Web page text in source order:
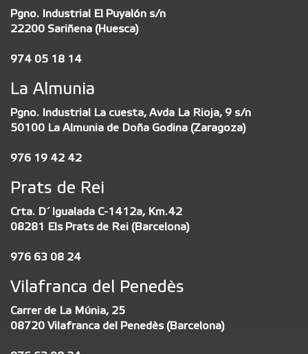
Pgno. Industrial El Puyalón s/n
22200 Sariñena (Huesca)
974 05 18 14
La Almunia
Pgno. Industrial La cuesta, Avda La Rioja, 9 s/n
50100 La Almunia de Doña Godina (Zaragoza)
976 19 42 42
Prats de Rei
Crta. D´Igualada C-1412a, Km.42
08281 Els Prats de Rei (Barcelona)
976 63 08 24
Vilafranca del Penedès
Carrer de La Múnia, 25
08720 Vilafranca del Penedès (Barcelona)